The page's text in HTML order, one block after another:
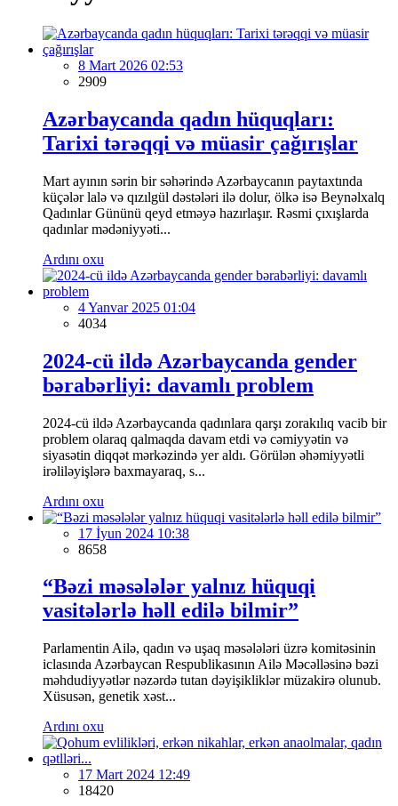
8 Mart 2026 02:53
2909
Azərbaycanda qadın hüquqları:
Tarixi tərəqqi və müasir çağırışlar
Mart ayının sərin bir səhərində Azərbaycanın paytaxtında
küçələr lalə və qızılgül dəstələri ilə dolur, ölkə isə Beynəlxalq
Qadınlar Gününü qeyd etməyə hazırlaşır. Rəsmi çıxışlarda
qadınlar mədəniyyəti...
Ardını oxu
4 Yanvar 2025 01:04
4034
2024-cü ildə Azərbaycanda gender
bərabərliyi: davamlı problem
2024-cü ildə Azərbaycanda qadınlara qarşı zorakılıq vacib bir
problem olaraq qalmaqda davam etdi və cəmiyyətin və
siyasətin diqqət mərkəzində yer aldı. Görülən əhəmiyyətli
irəliləyişlərə baxmayaraq, s...
Ardını oxu
17 İyun 2024 10:38
8658
“Bəzi məsələlər yalnız hüquqi
vasitələrlə həll edilə bilmir”
Parlamentin Ailə, qadın və uşaq məsələləri üzrə komitəsinin
iclasında Azərbaycan Respublikasının Ailə Məcəlləsinə bəzi
məhdudiyyətlər nəzərdə tutan dəyişikliklər müzakirə olunub.
Xüsusən, genetik xəst...
Ardını oxu
17 Mart 2024 12:49
18420